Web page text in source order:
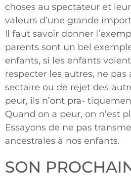
choses au spectateur et
valeurs d’une grande
Il faut savoir donner
parents sont un bel
enfants, si les enfants
respecter les autres, ne pas
sectaire ou de rejet des
peur, ils n’ont pra-
Quand on a peur, on n’est
Essayons de ne pas
ancestrales à nos enfants.
SON